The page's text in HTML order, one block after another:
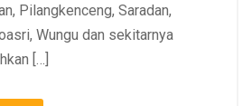
Pilangkenceng, Saradan,
Wungu dan sekitarnya
[…]